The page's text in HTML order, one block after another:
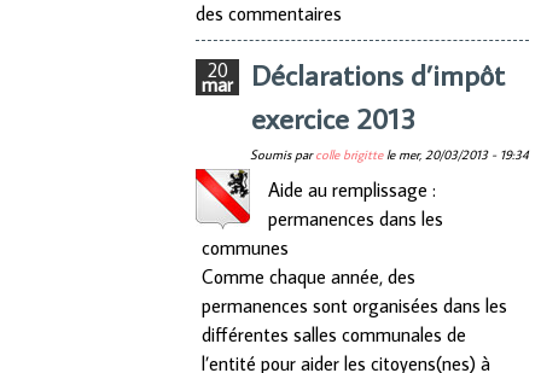
offrez votre énergie
des commentaires
20
mar
Déclarations d’impôt
exercice 2013
Soumis parcolle brigittele mer, 20/03/2013 - 19:34
Aide au remplissage :
permanences dans les
communes
Comme chaque année, des
permanences sont organisées dans les
différentes salles communales de
l’entité pour aider les citoyens(nes) à